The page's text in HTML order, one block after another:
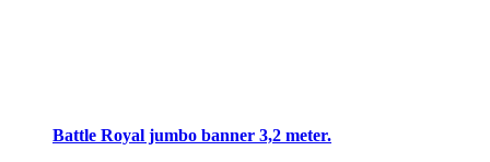
Battle Royal jumbo banner 3,2 meter.